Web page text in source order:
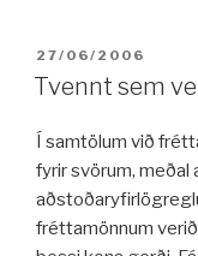
–
BIRT:
27/06/2006
Tvennt sem
Í samtölum við
fyrir svörum, meðal
fréttamönnum